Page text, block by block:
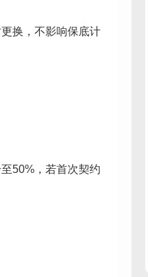
换，不影响保底计
50%，若首次契约